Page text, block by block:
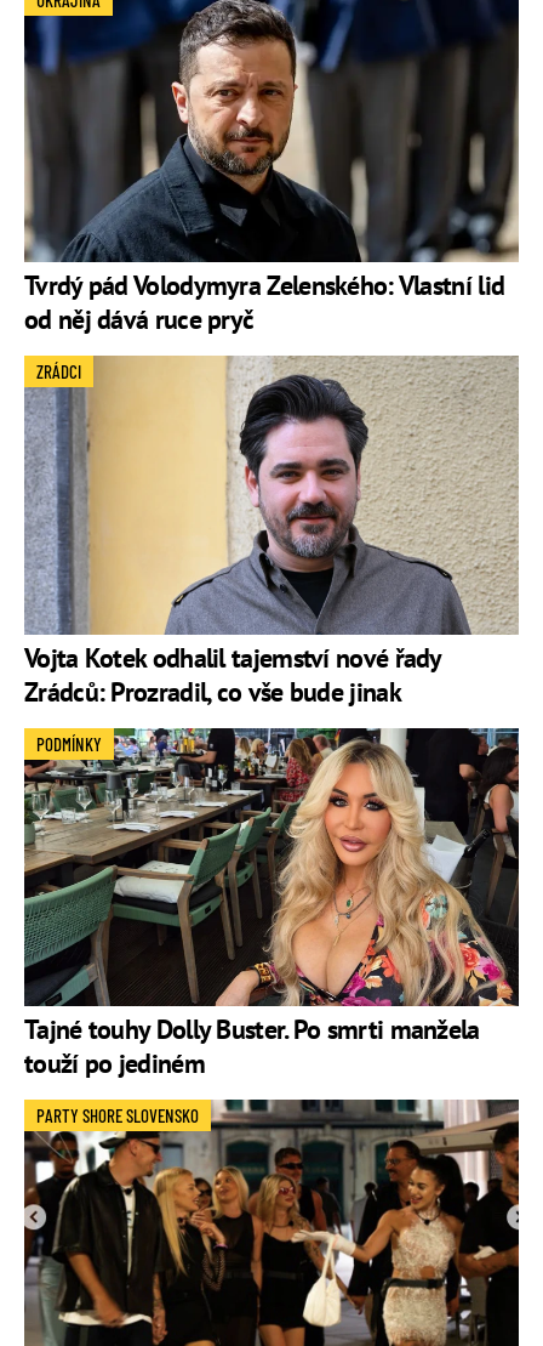
Tvrdý pád Volodymyra Zelenského: Vlastní lid
od něj dává ruce pryč
Vojta Kotek odhalil tajemství nové řady
Zrádců: Prozradil, co vše bude jinak
ZRÁDCI
Tajné touhy Dolly Buster. Po smrti manžela
touží po jediném
PODMÍNKY
PARTY SHORE SLOVENSKO